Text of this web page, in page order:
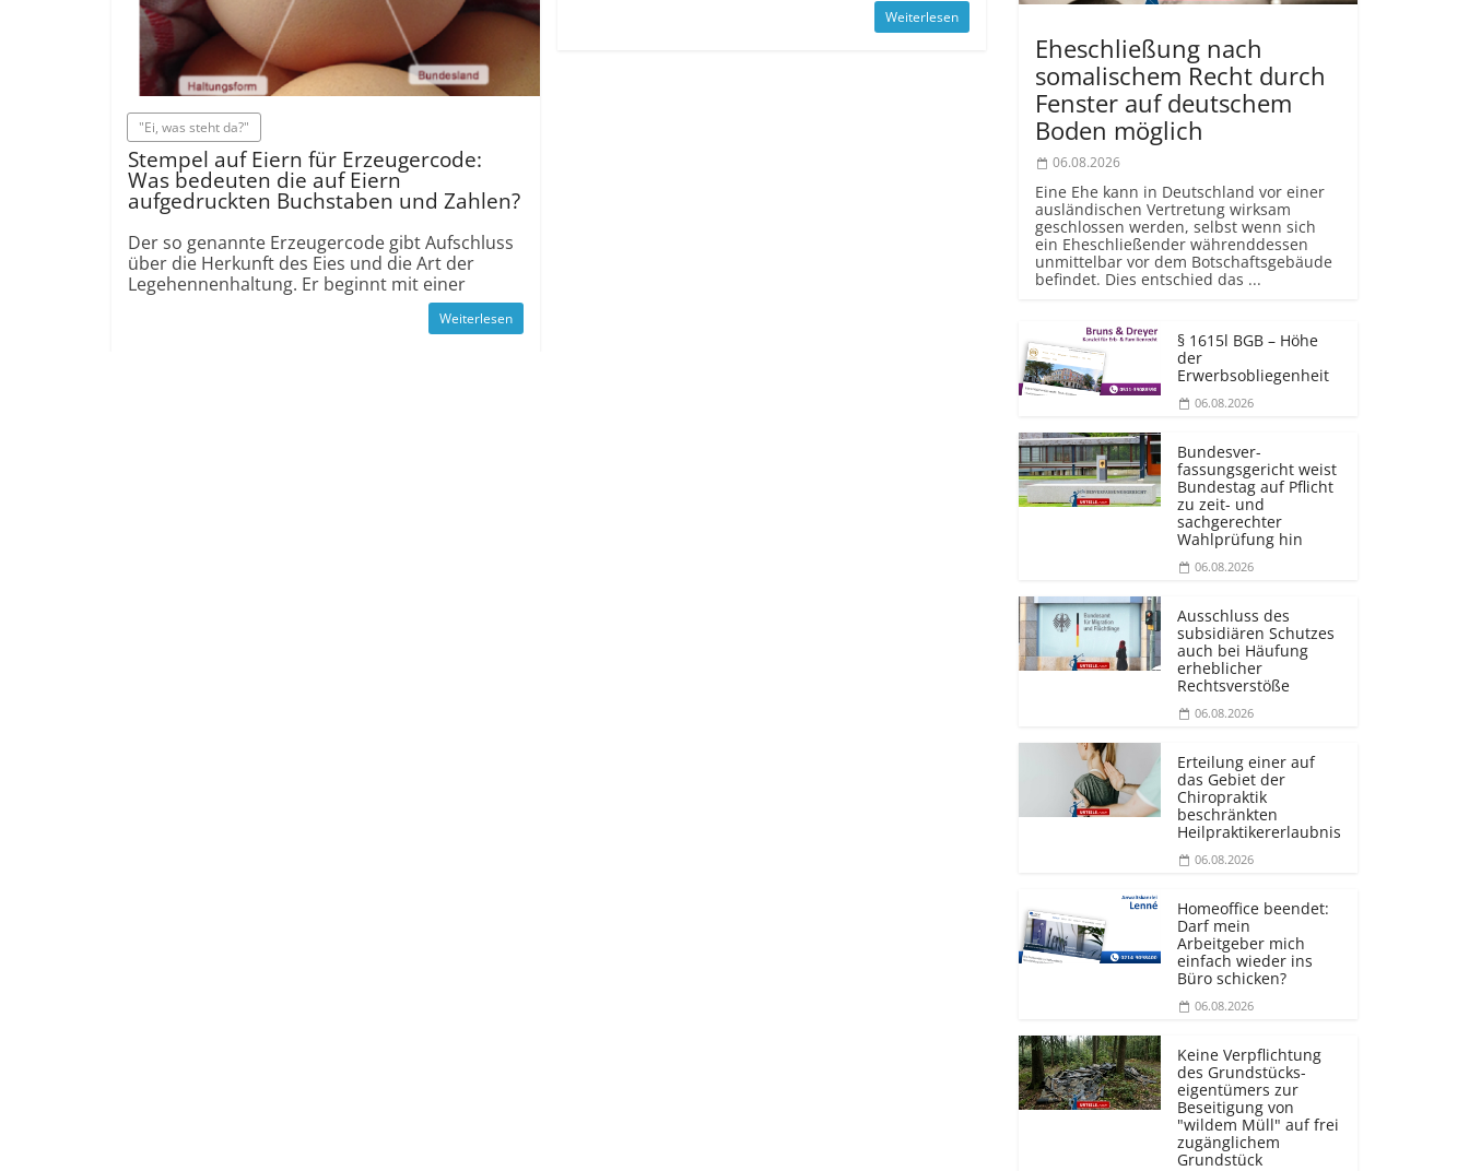
"Ei, was steht da?"
Stempel auf Eiern für Erzeugercode:
Was bedeuten die auf Eiern
aufgedruckten Buchstaben und Zahlen?
Der so genannte Erzeugercode gibt Aufschluss
über die Herkunft des Eies und die Art der
Legehennenhaltung. Er beginnt mit einer
Weiterlesen
Weiterlesen
Eheschließung nach
somalischem Recht durch
Fenster auf deutschem
Boden möglich
06.08.2026
Eine Ehe kann in Deutschland vor einer
ausländischen Vertretung wirksam
geschlossen werden, selbst wenn sich
ein Eheschließender währenddessen
unmittelbar vor dem Botschaftsgebäude
befindet. Dies entschied das ...
§ 1615l BGB – Höhe
der
Erwerbsobliegenheit
06.08.2026
Bundesver­
fassungsgericht weist
Bundestag auf Pflicht
zu zeit- und
sachgerechter
Wahlprüfung hin
06.08.2026
Ausschluss des
subsidiären Schutzes
auch bei Häufung
erheblicher
Rechtsverstöße
06.08.2026
Erteilung einer auf
das Gebiet der
Chiropraktik
beschränkten
Heilprakti­kererlaubnis
06.08.2026
Homeoffice beendet:
Darf mein
Arbeitgeber mich
einfach wieder ins
Büro schicken?
06.08.2026
Keine Verpflichtung
des Grundstücks­
eigentümers zur
Beseitigung von
"wildem Müll" auf frei
zugänglichem
Grundstück